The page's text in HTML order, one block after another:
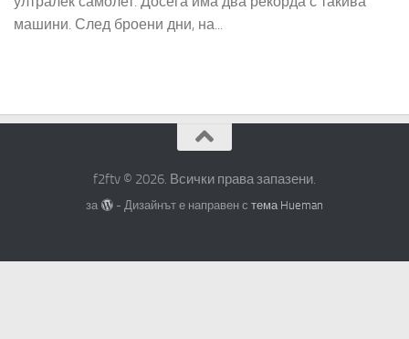
машини. След броени дни, на...
f2ftv © 2026. Всички права запазени.
за - Дизайнът е направен с тема Hueman